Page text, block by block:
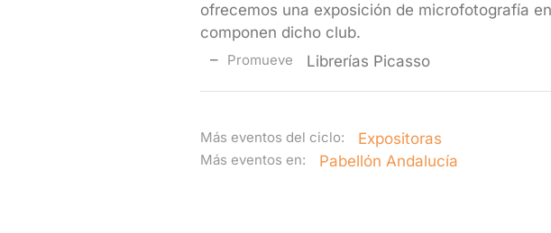
ofrecemos una exposición de microfotografía
componen dicho club.
Promueve Librerías Picasso
Más eventos del ciclo: Expositoras
Más eventos en: Pabellón Andalucía